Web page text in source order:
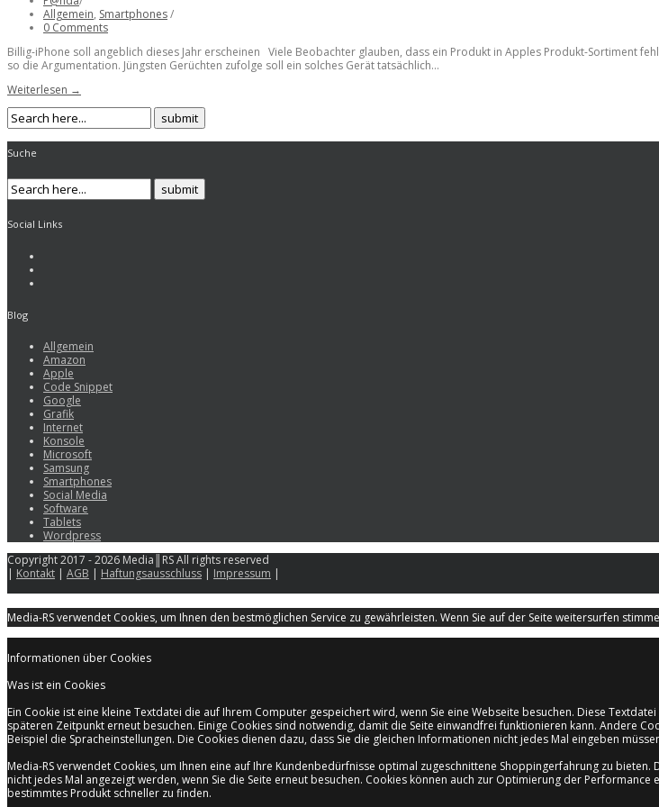
Allgemein, Smartphones/
0 Comments
Billig-iPhone soll angeblich dieses Jahr erscheinen Viele Beobachter glauben, dass ein Produkt in Apples Produkt-Sortiment
so die Argumentation. Jüngsten Gerüchten zufolge soll ein solches Gerät tatsächlich...
Weiterlesen →
Suche
Social Links
Blog
Allgemein
Amazon
Apple
Code Snippet
Google
Grafik
Internet
Konsole
Microsoft
Samsung
Smartphones
Social Media
Software
Tablets
Wordpress
Copyright 2017 - 2026 Media║RS All rights reserved
| Kontakt | AGB | Haftungsausschluss | Impressum |
Media-RS verwendet Cookies, um Ihnen den bestmöglichen Service zu gewährleisten. Wenn Sie auf der Seite weitersurfen
Informationen über Cookies
Was ist ein Cookies
Ein Cookie ist eine kleine Textdatei die auf Ihrem Computer gespeichert wird, wenn Sie eine Webseite besuchen. Diese
späteren Zeitpunkt erneut besuchen. Einige Cookies sind notwendig, damit die Seite einwandfrei funktionieren kann. Andere
Beispiel die Spracheinstellungen. Die Cookies dienen dazu, dass Sie die gleichen Informationen nicht jedes Mal eingeben
Media-RS verwendet Cookies, um Ihnen eine auf Ihre Kundenbedürfnisse optimal zugeschnittene Shoppingerfahrung zu
nicht jedes Mal angezeigt werden, wenn Sie die Seite erneut besuchen. Cookies können auch zur Optimierung der
bestimmtes Produkt schneller zu finden.